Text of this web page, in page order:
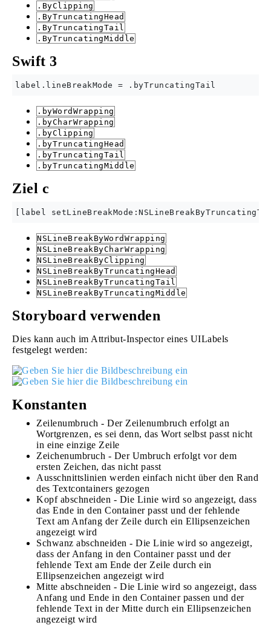
.ByClipping
.ByTruncatingHead
.ByTruncatingTail
.ByTruncatingMiddle
Swift 3
.byWordWrapping
.byCharWrapping
.byClipping
.byTruncatingHead
.byTruncatingTail
.byTruncatingMiddle
Ziel c
NSLineBreakByWordWrapping
NSLineBreakByCharWrapping
NSLineBreakByClipping
NSLineBreakByTruncatingHead
NSLineBreakByTruncatingTail
NSLineBreakByTruncatingMiddle
Storyboard verwenden
Dies kann auch im Attribut-Inspector eines UILabels
festgelegt werden:
Konstanten
Zeilenumbruch - Der Zeilenumbruch erfolgt an
Wortgrenzen, es sei denn, das Wort selbst passt nicht
in eine einzige Zeile
Zeichenumbruch - Der Umbruch erfolgt vor dem
ersten Zeichen, das nicht passt
Ausschnittslinien werden einfach nicht über den Rand
des Textcontainers gezogen
Kopf abschneiden - Die Linie wird so angezeigt, dass
das Ende in den Container passt und der fehlende
Text am Anfang der Zeile durch ein Ellipsenzeichen
angezeigt wird
Schwanz abschneiden - Die Linie wird so angezeigt,
dass der Anfang in den Container passt und der
fehlende Text am Ende der Zeile durch ein
Ellipsenzeichen angezeigt wird
Mitte abschneiden - Die Linie wird so angezeigt, dass
Anfang und Ende in den Container passen und der
fehlende Text in der Mitte durch ein Ellipsenzeichen
angezeigt wird